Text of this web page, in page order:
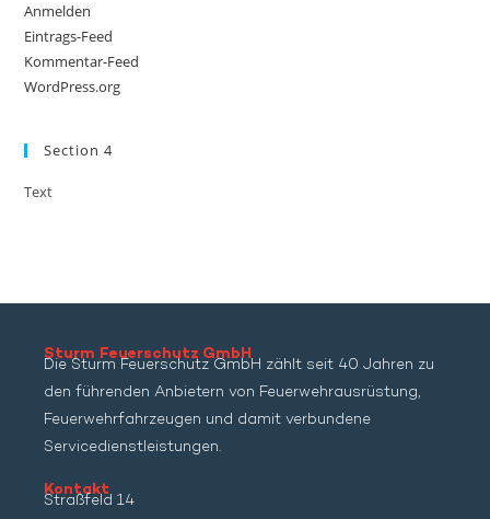
Anmelden
Eintrags-Feed
Kommentar-Feed
WordPress.org
Section 4
Text
Sturm Feuerschutz GmbH
Die Sturm Feuerschutz GmbH zählt seit 40 Jahren zu
den führenden Anbietern von Feuerwehrausrüstung,
Feuerwehrfahrzeugen und damit verbundene
Servicedienstleistungen.
Kontakt
Straßfeld 14